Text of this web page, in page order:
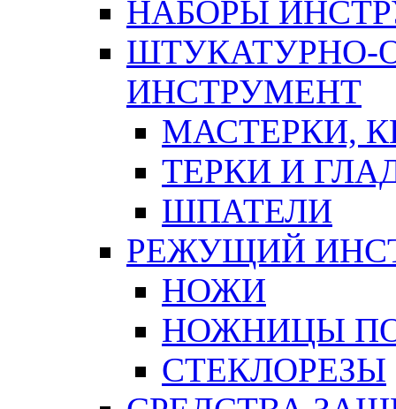
НАБОРЫ
ШТУКАТУРНО-
ИНСТРУМЕНТ
МАСТЕРКИ,
ТЕРКИ И
ШПАТЕЛИ
РЕЖУЩИЙ
НОЖИ
НОЖНИЦЫ
СТЕКЛОРЕЗЫ